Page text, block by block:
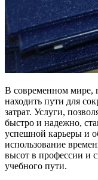
В современном мире,
находить пути для
затрат. Услуги,
быстро и надежно,
успешной карьеры и
использование
высот в профессии и
учебного пути.